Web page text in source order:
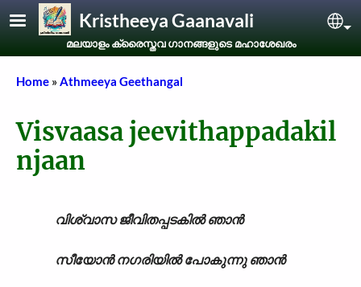
Skip to main contentKristheeya Gaanavali
മലയാളം ക്രൈസ്തവ ഗാനങ്ങളുടെ മഹാശേഖരം
Breadcrumb
Home Athmeeya Geethangal
Visvaasa jeevithappadakil
njaan
വിശ്വാസ ജീവിതപ്പടകിൽ ഞാൻ
സീയോൻ നഗരിയിൽ പോകുന്നു ഞാൻ